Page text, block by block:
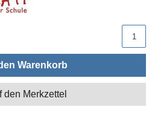
Warenkorb
den Merkzettel